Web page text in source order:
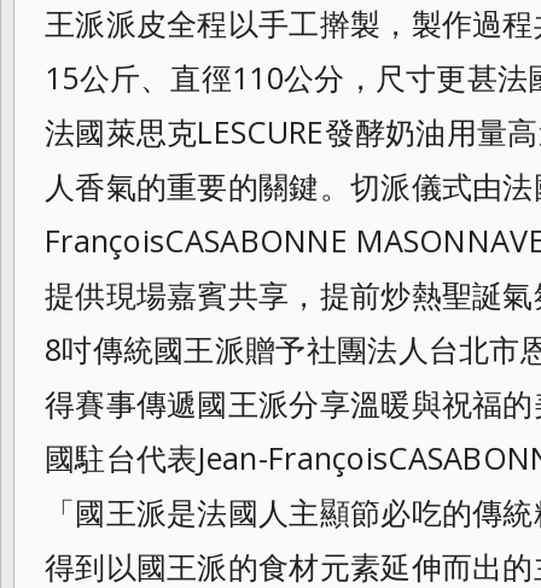
王派派皮全程以手工擀製， 製作過
15公斤、直徑110公分， 尺寸更甚
法國萊思克LESCURE發酵奶油用量
人香氣的重要的關鍵。 切派儀式由
FrançoisCASABONNE
提供現場嘉賓共享， 提前炒熱聖誕
8吋傳統國王派贈予社團法人台北市
得賽事傳遞國王派分享溫暖與祝福
國駐台代表Jean-
「國王派是法國人主顯節必吃的傳
得到以國王派的食材元素延伸而出